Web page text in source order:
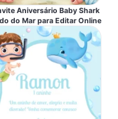
Aniversário Baby Shark
do Mar para Editar Online